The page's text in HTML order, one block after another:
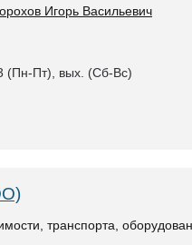
Игорь Васильевич
(Пн-Пт), вых. (Сб-Вс)
транспорта,